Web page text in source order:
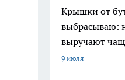
Крышки от
выбрасываю:
выручают
9 июля